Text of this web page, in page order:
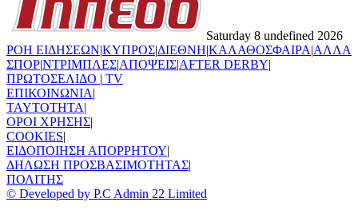
Saturday 8 undefined 2026
ΡΟΗ ΕΙΔΗΣΕΩΝ|ΚΥΠΡΟΣ|ΔΙΕΘΝΗ|ΚΑΛΑΘΟΣΦΑΙΡΑ|ΑΛΛΑ
ΣΠΟΡ|ΝΤΡΙΜΠΛΕΣ|ΑΠΟΨΕΙΣ|AFTER DERBY|
ΠΡΩΤΟΣΕΛΙΔΟ | TV
ΕΠΙΚΟΙΝΩΝΙΑ|
TAYTOTHTA|
ΟΡΟΙ ΧΡΗΣΗΣ|
COOKIES|
ΕΙΔΟΠΟΙΗΣΗ ΑΠΟΡΡΗΤΟΥ|
ΔΗΛΩΣΗ ΠΡΟΣΒΑΣΙΜΟΤΗΤΑΣ|
ΠΟΛΙΤΗΣ
© Developed by P.C Admin 22 Limited